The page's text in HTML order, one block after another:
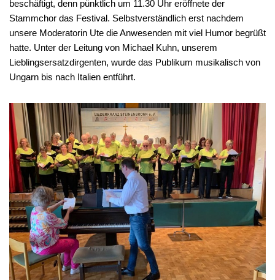
beschäftigt, denn pünktlich um 11.30 Uhr eröffnete der
Stammchor das Festival. Selbstverständlich erst nachdem
unsere Moderatorin Ute die Anwesenden mit viel Humor begrüßt
hatte. Unter der Leitung von Michael Kuhn, unserem
Lieblingsersatzdirgenten, wurde das Publikum musikalisch von
Ungarn bis nach Italien entführt.